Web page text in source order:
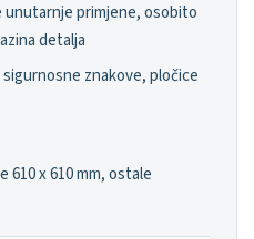
unutarnje primjene, osobito
detalja
znakove, pločice
610 x 610 mm, ostale